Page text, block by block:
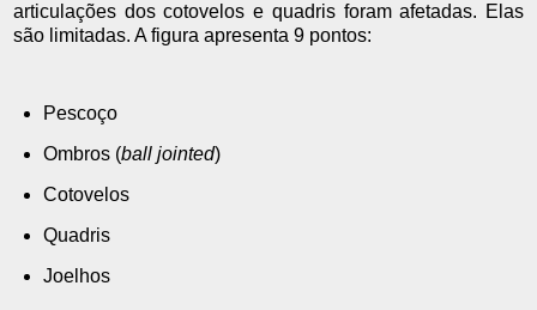
articulações dos cotovelos e quadris foram afetadas. Elas
são limitadas. A figura apresenta 9 pontos:
Pescoço
Ombros (ball jointed)
Cotovelos
Quadris
Joelhos